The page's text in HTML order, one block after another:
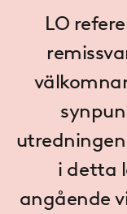
LO
i detta
angående